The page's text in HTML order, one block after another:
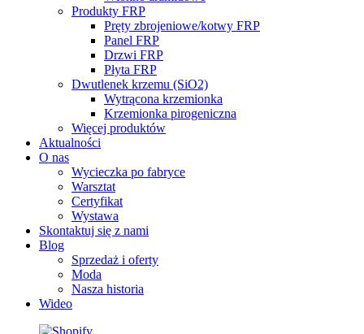
Produkty FRP
Pręty zbrojeniowe/kotwy FRP
Panel FRP
Drzwi FRP
Płyta FRP
Dwutlenek krzemu (SiO2)
Wytrącona krzemionka
Krzemionka pirogeniczna
Więcej produktów
Aktualności
O nas
Wycieczka po fabryce
Warsztat
Certyfikat
Wystawa
Skontaktuj się z nami
Blog
Sprzedaż i oferty
Moda
Nasza historia
Wideo